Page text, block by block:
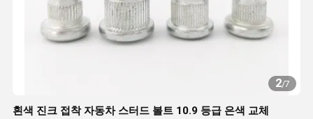
2/7
흰색 진크 접착 자동차 스터드 볼트 10.9 등급 은색 교체